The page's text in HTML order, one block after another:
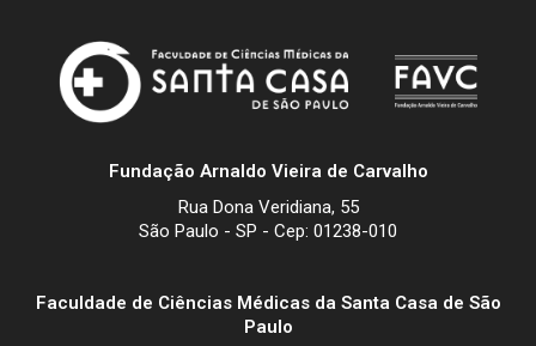
Fundação Arnaldo Vieira de Carvalho
Rua Dona Veridiana, 55
São Paulo - SP - Cep: 01238-010
Faculdade de Ciências Médicas da Santa Casa de São
Paulo